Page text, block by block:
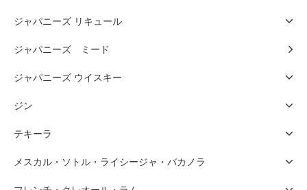
ジャパニーズ リキュール
ジャパニーズ ミード
ジャパニーズ ウイスキー
ジン
テキーラ
メスカル・ソトル・ライシージャ・バカノラ